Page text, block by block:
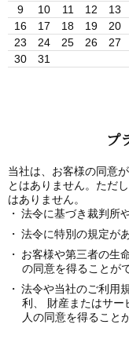
9
10 11 12 13
16
17 18 19 20
23
24 25 26 27
30
31
プ
当社は、お客様の同意
とはありません。ただ
はありません。
法令に基づき裁判所
法令に特別の規定が
お客様や第三者の生
の同意を得ることが
法令や当社のご利用
利、 財産またはサー
人の同意を得ること